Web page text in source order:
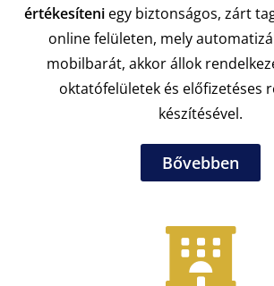
értékesíteni egy biztonságos, zárt
online felületen, mely
mobilbarát, akkor állok
oktatófelületek és előfizetéses
készítésével.
Bővebben